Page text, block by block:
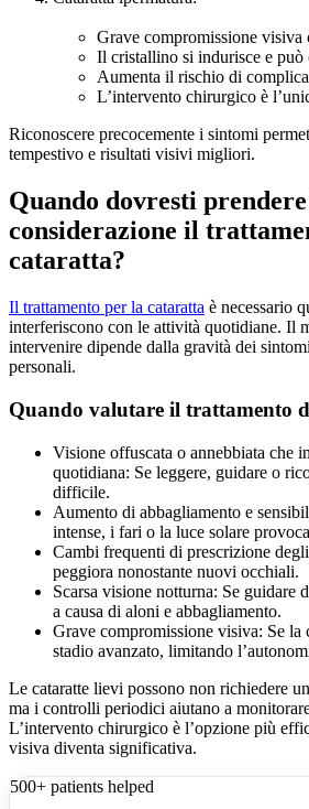
Grave compromissione visiva
Il cristallino si indurisce e può
Aumenta il rischio di
L’intervento chirurgico è
Riconoscere precocemente i sintomi
tempestivo e risultati visivi migliori.
Quando dovresti
considerazione il
cataratta?
Il trattamento per la cataratta è necessario
interferiscono con le attività quotidiane. Il
intervenire dipende dalla gravità dei
personali.
Quando valutare il trattamento
Visione offuscata o annebbiata che
quotidiana: Se leggere, guidare o
difficile.
Aumento di abbagliamento e
intense, i fari o la luce solare
Cambi frequenti di prescrizione
peggiora nonostante nuovi occhiali.
Scarsa visione notturna: Se guidare
a causa di aloni e abbagliamento.
Grave compromissione visiva: Se la
stadio avanzato, limitando
Le cataratte lievi possono non richiedere
ma i controlli periodici aiutano a
L’intervento chirurgico è l’opzione più
visiva diventa significativa.
500+ patients helped